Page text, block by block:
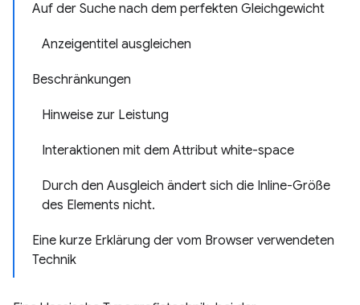
Auf der Suche nach dem perfekten Gleichgewicht
Anzeigentitel ausgleichen
Beschränkungen
Hinweise zur Leistung
Interaktionen mit dem Attribut white-space
Durch den Ausgleich ändert sich die Inline-Größe
des Elements nicht.
Eine kurze Erklärung der vom Browser verwendeten
Technik